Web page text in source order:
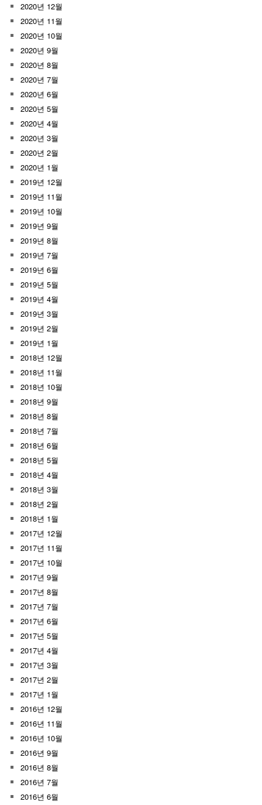
2020년 12월
2020년 11월
2020년 10월
2020년 9월
2020년 8월
2020년 7월
2020년 6월
2020년 5월
2020년 4월
2020년 3월
2020년 2월
2020년 1월
2019년 12월
2019년 11월
2019년 10월
2019년 9월
2019년 8월
2019년 7월
2019년 6월
2019년 5월
2019년 4월
2019년 3월
2019년 2월
2019년 1월
2018년 12월
2018년 11월
2018년 10월
2018년 9월
2018년 8월
2018년 7월
2018년 6월
2018년 5월
2018년 4월
2018년 3월
2018년 2월
2018년 1월
2017년 12월
2017년 11월
2017년 10월
2017년 9월
2017년 8월
2017년 7월
2017년 6월
2017년 5월
2017년 4월
2017년 3월
2017년 2월
2017년 1월
2016년 12월
2016년 11월
2016년 10월
2016년 9월
2016년 8월
2016년 7월
2016년 6월